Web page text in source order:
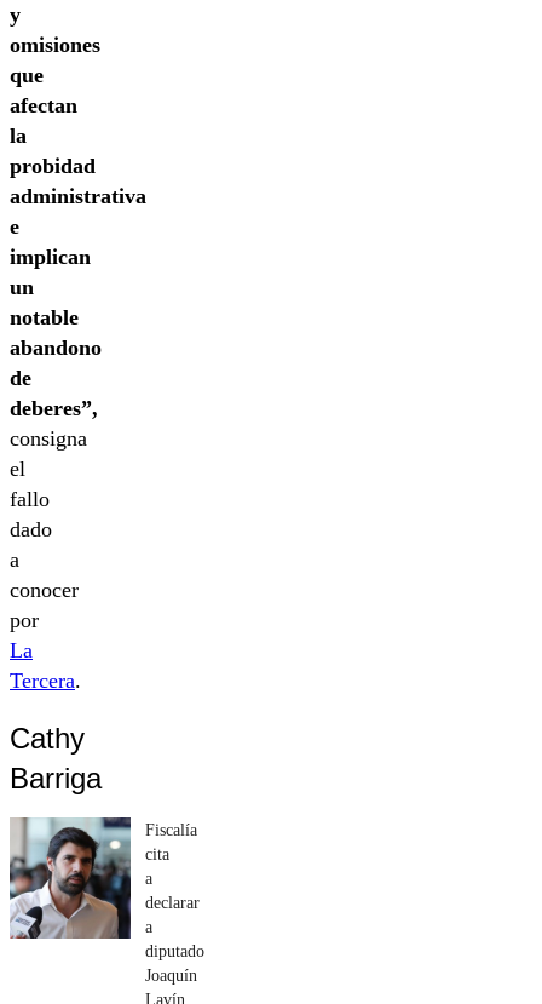
y
omisiones
que
afectan
la
probidad
administrativa
e
implican
un
notable
abandono
de
deberes”,
consigna
el
fallo
dado
a
conocer
por
La
Tercera.
Cathy
Barriga
Fiscalía
cita
a
declarar
a
diputado
Joaquín
Lavín